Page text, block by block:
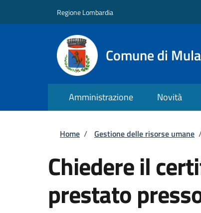
Regione Lombardia
Comune di
Amministrazione Novità
Briciole di pane
Home / Gestione delle risorse umane
Chiedere il
prestato